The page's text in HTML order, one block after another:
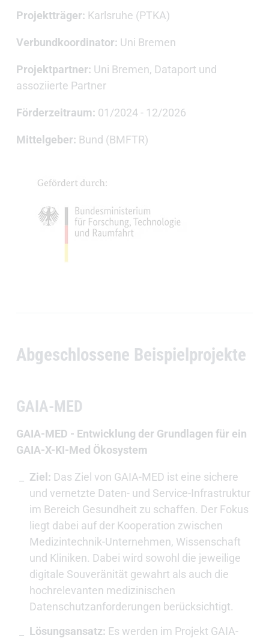
Projektträger: Karlsruhe (PTKA)
Verbundkoordinator: Uni Bremen
Projektpartner: Uni Bremen, Dataport und
assoziierte Partner
Förderzeitraum: 01/2024 - 12/2026
Mittelgeber: Bund (BMFTR)
Abgeschlossene Beispielprojekte
GAIA-MED
GAIA-MED - Entwicklung der Grundlagen für ein
GAIA-X-KI-Med Ökosystem
Ziel: Das Ziel von GAIA-MED ist eine sichere
und vernetzte Daten- und Service-Infrastruktur
im Bereich Gesundheit zu schaffen. Der Fokus
liegt dabei auf der Kooperation zwischen
Medizintechnik-Unternehmen, Wissenschaft
und Kliniken. Dabei wird sowohl die jeweilige
digitale Souveränität gewahrt als auch die
hochrelevanten medizinischen
Datenschutzanforderungen berücksichtigt.
Lösungsansatz: Es werden im Projekt GAIA-